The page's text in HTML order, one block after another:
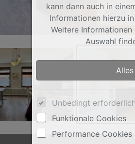
Küche,
kann dann auch in
Informationen hierzu
Weitere
Auswahl
Unbedingt
Funktionale Cookies
Performance Cookies